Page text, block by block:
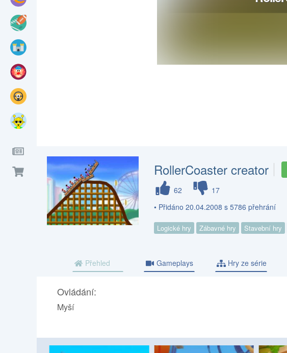
RollerCoaster creator
62
17
• Přidáno 20.04.2008 s 5786 přehrání
Logické hry Zábavné hry Stavební hry
Přehled Gameplays Hry ze série
Ovládání:
Myší